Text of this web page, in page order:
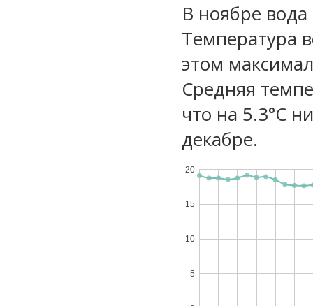
В ноябре
Температура
этом
Средняя
что на 5.3°C
декабре.
5
10
15
20